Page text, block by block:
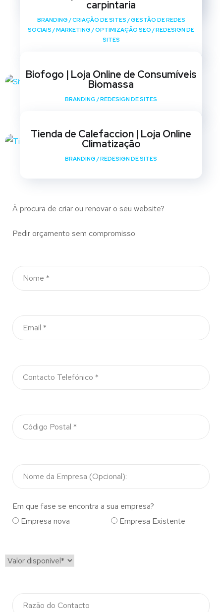
carpintaria
BRANDING /CRIAÇÃO DE SITES /GESTÃO DE REDES
SOCIAIS /MARKETING /OPTIMIZAÇÃO SEO /REDESIGN DE
SITES
Biofogo | Loja Online de Consumíveis
Biomassa
BRANDING /REDESIGN DE SITES
Tienda de Calefaccion | Loja Online
Climatização
BRANDING /REDESIGN DE SITES
À procura de criar ou renovar o seu website?
Pedir orçamento sem compromisso
Em que fase se encontra a sua empresa?
Empresa nova
Empresa Existente